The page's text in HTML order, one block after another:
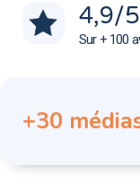
4,9/5
Sur + 100
+30